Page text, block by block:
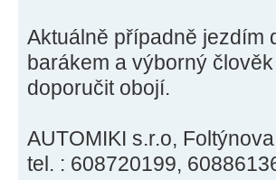
Aktuálně případně jezdím
barákem a výborný
doporučit obojí.
AUTOMIKI s.r.o,
tel. : 608720199,